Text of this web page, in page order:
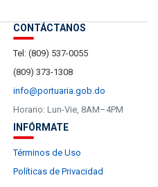
CONTÁCTANOS
Tel: (809) 537-0055
(809) 373-1308
info@portuaria.gob.do
Horario: Lun-Vie, 8AM–4PM
INFÓRMATE
Términos de Uso
Políticas de Privacidad